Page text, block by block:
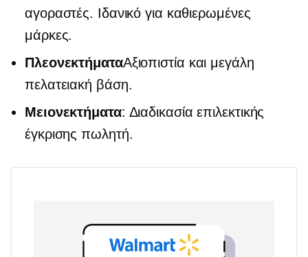
αγοραστές. Ιδανικό για καθιερωμένες
μάρκες.
ΠλεονεκτήματαΑξιοπιστία και μεγάλη
πελατειακή βάση.
Μειονεκτήματα: Διαδικασία επιλεκτικής
έγκρισης πωλητή.